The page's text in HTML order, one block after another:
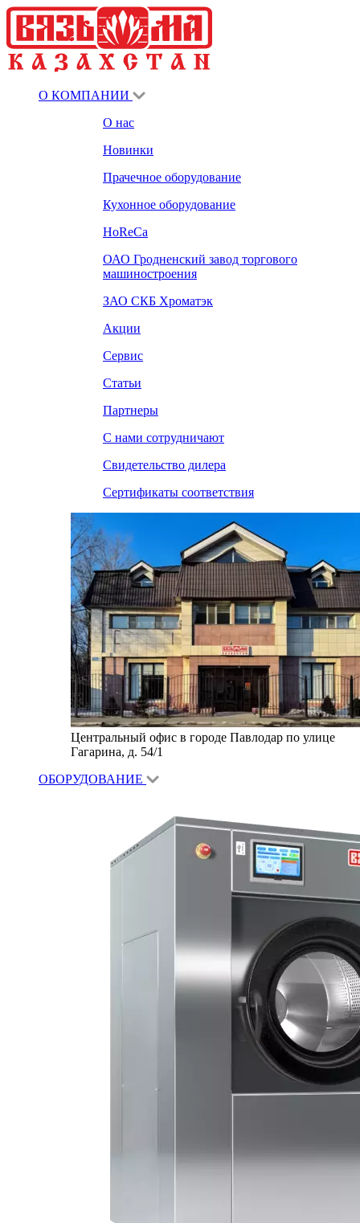
О КОМПАНИИ
О нас
Новинки
Прачечное оборудование
Кухонное оборудование
HoReCa
ОАО Гродненский завод торгового
машиностроения
ЗАО СКБ Хроматэк
Акции
Сервис
Статьи
Партнеры
С нами сотрудничают
Свидетельство дилера
Сертификаты соответствия
Центральный офис в городе Павлодар по улице
Гагарина, д. 54/1
ОБОРУДОВАНИЕ